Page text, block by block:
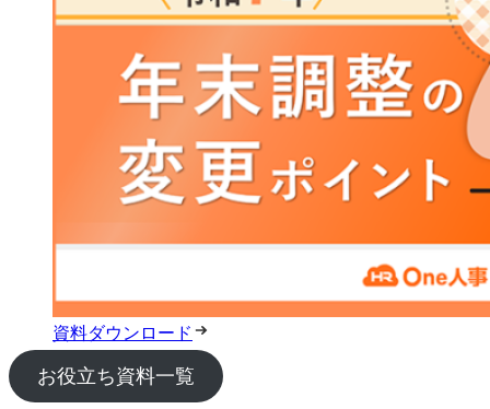
資料ダウンロード
お役立ち資料一覧